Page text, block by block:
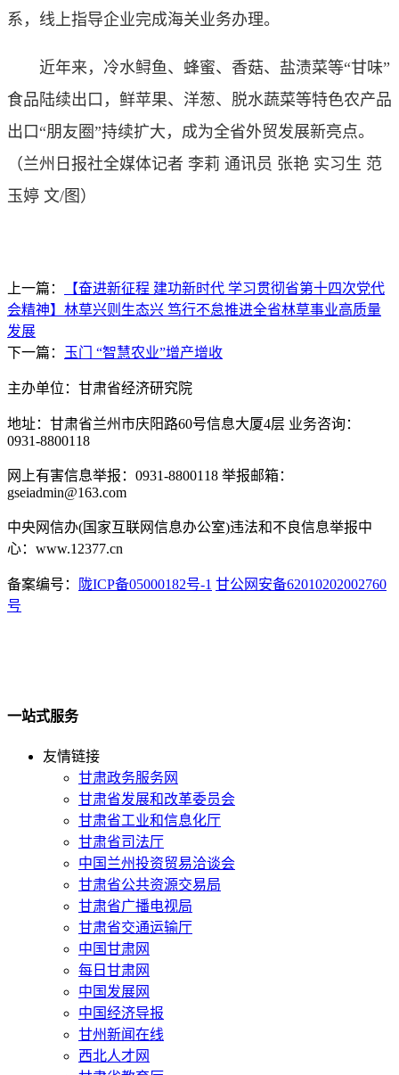
系，线上指导企业完成海关业务办理。
近年来，冷水鲟鱼、蜂蜜、香菇、盐渍菜等“甘味”
食品陆续出口，鲜苹果、洋葱、脱水蔬菜等特色农产品
出口“朋友圈”持续扩大，成为全省外贸发展新亮点。
（兰州日报社全媒体记者 李莉 通讯员 张艳 实习生 范
玉婷 文/图 ）
上一篇：
【奋进新征程 建功新时代 学习贯彻省第十四次党代
会精神】林草兴则生态兴 笃行不怠推进全省林草事业高质量
发展
下一篇：
玉门 “智慧农业”增产增收
主办单位：甘肃省经济研究院
地址：甘肃省兰州市庆阳路60号信息大厦4层 业务咨询：
0931-8800118
网上有害信息举报：0931-8800118 举报邮箱：
gseiadmin@163.com
中央网信办(国家互联网信息办公室)违法和不良信息举报中
心：www.12377.cn
备案编号： 陇ICP备05000182号-1 甘公网安备62010202002760
号
一站式服务
友情链接
甘肃政务服务网
甘肃省发展和改革委员会
甘肃省工业和信息化厅
甘肃省司法厅
中国兰州投资贸易洽谈会
甘肃省公共资源交易局
甘肃省广播电视局
甘肃省交通运输厅
中国甘肃网
每日甘肃网
中国发展网
中国经济导报
甘州新闻在线
西北人才网